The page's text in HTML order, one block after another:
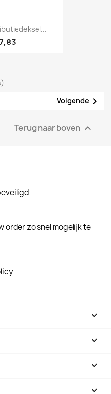
Volgende 
Terug naar boven 
order zo snel mogelijk te



keyboard_arrow_down